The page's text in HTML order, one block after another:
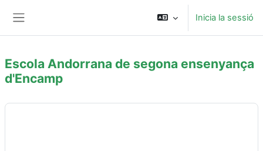
Inicia la sessió
Escola Andorrana de segona ensenyança
d'Encamp
Blocs de contingut principal